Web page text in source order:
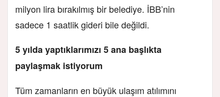
milyon lira bırakılmış bir belediye. İBB’nin
sadece 1 saatlik gideri bile değildi.
5 yılda yaptıklarımızı 5 ana başlıkta
paylaşmak istiyorum
Tüm zamanların en büyük ulaşım atılımını